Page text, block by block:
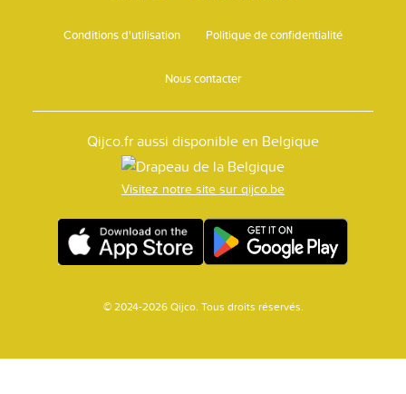
Conditions d'utilisation Politique de confidentialité
Nous contacter
Qijco.fr aussi disponible en Belgique
Visitez notre site sur qijco.be
© 2024-2026 Qijco. Tous droits réservés.